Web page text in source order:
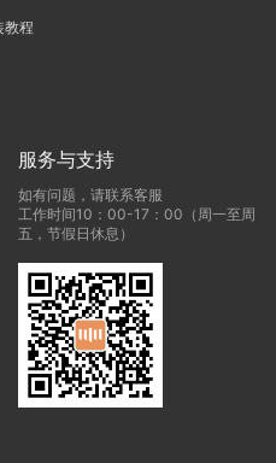
教程
服务与支持
如有问题，请联系客服
工作时间10：00-17：00（周一至周
五，节假日休息）